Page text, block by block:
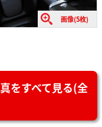
画像(5枚)
をすべて見る(全